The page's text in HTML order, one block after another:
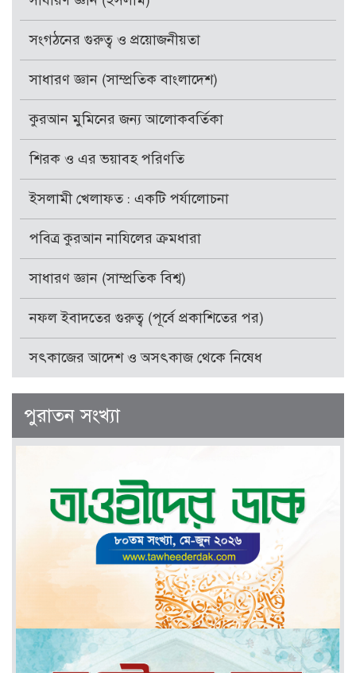
সংগঠনের গুরুত্ব ও প্রয়োজনীয়তা
সাধারণ জ্ঞান (সাম্প্রতিক বাংলাদেশ)
কুরআন মুমিনের জন্য আলোকবর্তিকা
শিরক ও এর ভয়াবহ পরিণতি
ইসলামী খেলাফত : একটি পর্যালোচনা
পবিত্র কুরআন নাযিলের ক্রমধারা
সাধারণ জ্ঞান (সাম্প্রতিক বিশ্ব)
নফল ইবাদতের গুরুত্ব (পূর্বে প্রকাশিতের পর)
সৎকাজের আদেশ ও অসৎকাজ থেকে নিষেধ
পুরাতন সংখ্যা